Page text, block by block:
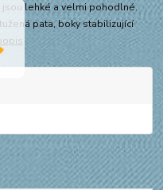
jsou lehké a velmi pohodlné.
pata, boky stabilizující